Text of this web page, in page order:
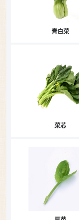
青白菜
菜芯